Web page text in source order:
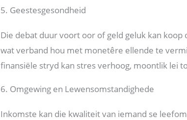
5. Geestesgesondheid
Die debat duur voort oor of geld geluk kan
wat verband hou met monetêre ellende te
finansiële stryd kan stres verhoog, moontlik lei
6. Omgewing en Lewensomstandighede
Inkomste kan die kwaliteit van iemand se